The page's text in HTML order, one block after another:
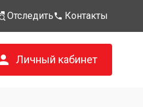
Отследить Контакты
Личный кабинет